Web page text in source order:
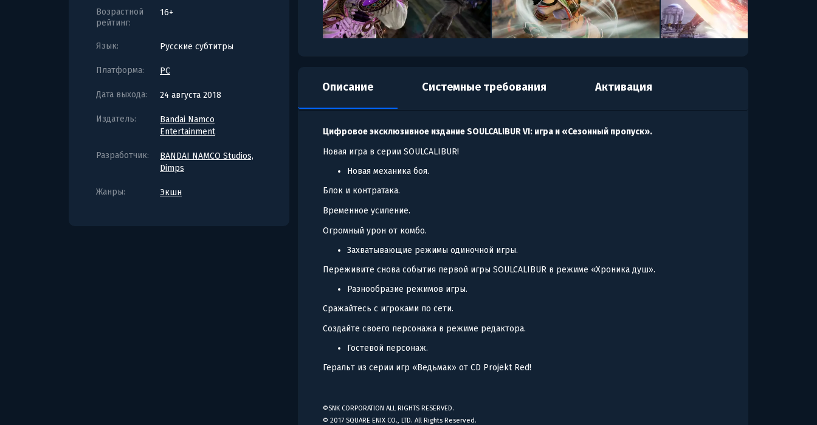
Возрастной
рейтинг:
16+
Язык: Русские субтитры
Платформа: PC
Дата выхода: 24 августа 2018
Издатель:
Bandai Namco
Entertainment
Разработчик:
BANDAI NAMCO Studios,
Dimps
Жанры: Экшн
Описание Системные требования Активация
Цифровое эксклюзивное издание SOULCALIBUR VI: игра и «Сезонный пропуск».
Новая игра в серии SOULCALIBUR!
Новая механика боя.
Блок и контратака.
Временное усиление.
Огромный урон от комбо.
Захватывающие режимы одиночной игры.
Переживите снова события первой игры SOULCALIBUR в режиме «Хроника душ».
Разнообразие режимов игры.
Сражайтесь с игроками по сети.
Создайте своего персонажа в режиме редактора.
Гостевой персонаж.
Геральт из серии игр «Ведьмак» от CD Projekt Red!
©SNK CORPORATION ALL RIGHTS RESERVED.
© 2017 SQUARE ENIX CO., LTD. All Rights Reserved.